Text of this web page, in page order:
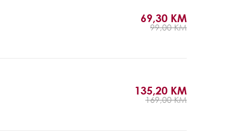
69,30 KM
99,00 KM
135,20 KM
169,00 KM